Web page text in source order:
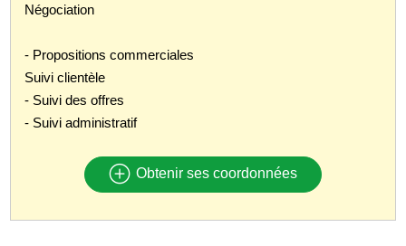
Négociation
- Propositions commerciales
Suivi clientèle
- Suivi des offres
- Suivi administratif
Obtenir ses coordonnées